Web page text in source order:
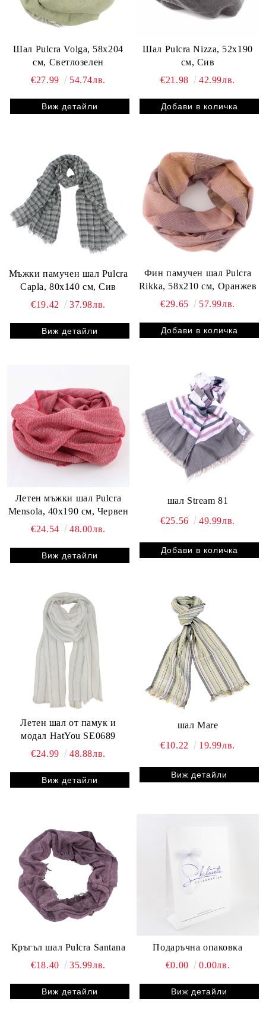
Шал Pulcra Volga, 58х204
см, Светлозелен
€27.99
54.74лв.
Виж детайли
Шал Pulcra Nizza, 52х190
см, Сив
€21.98
42.99лв.
Мъжки памучен шал Pulcra
Capla, 80х140 см, Сив
€19.42
37.98лв.
Виж детайли
Фин памучен шал Pulcra
Rikka, 58х210 см, Оранжев
€29.65
57.99лв.
Летен мъжки шал Pulcra
Mensola, 40х190 см, Червен
€24.54
48.00лв.
Виж детайли
шал Stream 81
€25.56 49.99лв.
Летен шал от памук и
модал HatYou SE0689
€24.99
48.88лв.
Виж детайли
шал Mare
€10.22 19.99лв.
Виж детайли
Кръгъл шал Pulcra Santana
€18.40
35.99лв.
Виж детайли
Подаръчна опаковка
€0.00
0.00лв.
Виж детайли